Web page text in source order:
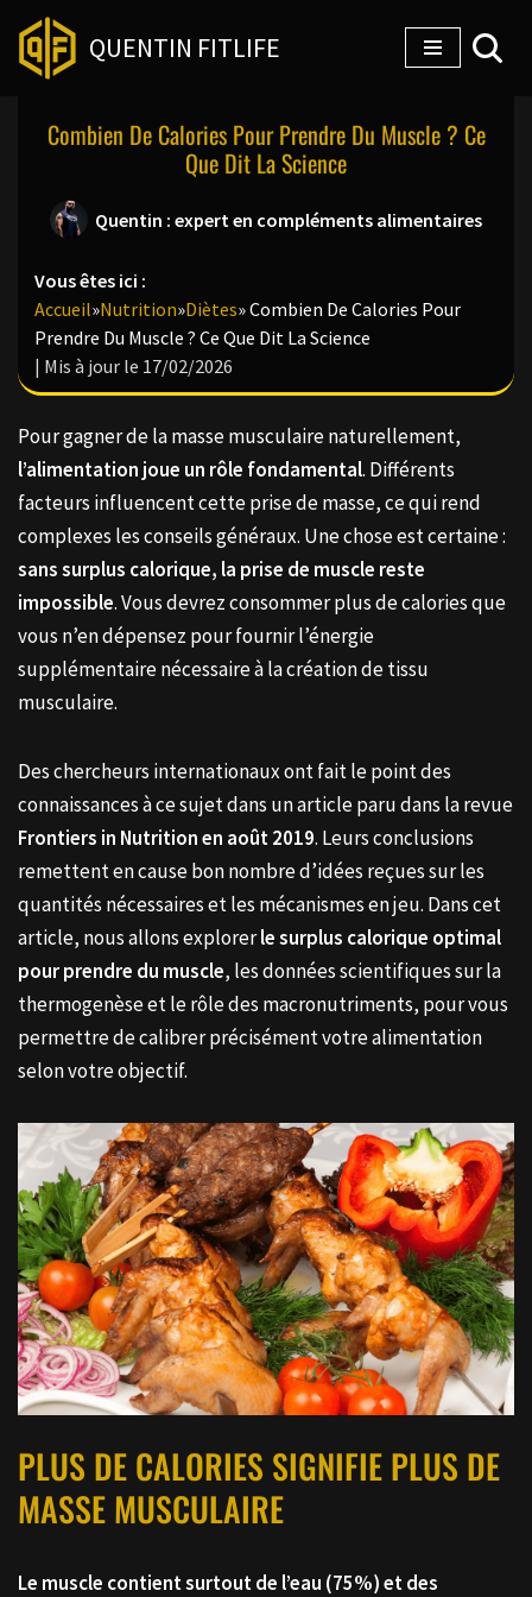
Aller
contenu
QUENTIN FITLIFE
Combien De Calories Pour Prendre Du Muscle ? Ce
Que Dit La Science
Quentin : expert en compléments alimentaires
Vous êtes ici :
Accueil»Nutrition»Diètes»Combien De Calories Pour
Prendre Du Muscle ? Ce Que Dit La Science
| Mis à jour le 17/02/2026
Pour gagner de la masse musculaire naturellement,
l’alimentation joue un rôle fondamental. Différents
facteurs influencent cette prise de masse, ce qui rend
complexes les conseils généraux. Une chose est certaine :
sans surplus calorique, la prise de muscle reste
impossible. Vous devrez consommer plus de calories que
vous n’en dépensez pour fournir l’énergie
supplémentaire nécessaire à la création de tissu
musculaire.
Des chercheurs internationaux ont fait le point des
connaissances à ce sujet dans un article paru dans la revue
Frontiers in Nutrition en août 2019. Leurs conclusions
remettent en cause bon nombre d’idées reçues sur les
quantités nécessaires et les mécanismes en jeu. Dans cet
article, nous allons explorerle surplus calorique optimal
pour prendre du muscle, les données scientifiques sur la
thermogenèse et le rôle des macronutriments, pour vous
permettre de calibrer précisément votre alimentation
selon votre objectif.
PLUS DE CALORIES SIGNIFIE PLUS DE
MASSE MUSCULAIRE
Le muscle contient surtout de l’eau (75%) et des